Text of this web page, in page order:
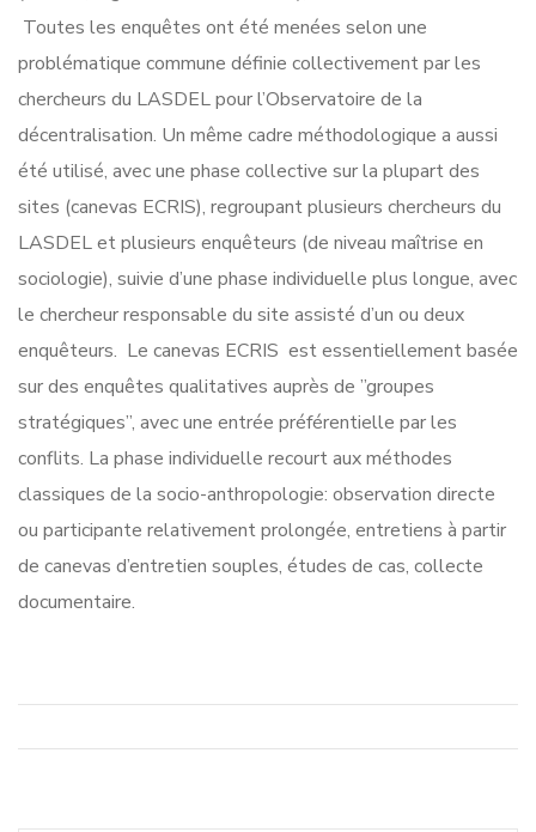
Toutes les enquêtes ont été menées selon une
problématique commune définie collectivement par les
chercheurs du LASDEL pour l’Observatoire de la
décentralisation. Un même cadre méthodologique a aussi
été utilisé, avec une phase collective sur la plupart des
sites (canevas ECRIS), regroupant plusieurs chercheurs du
LASDEL et plusieurs enquêteurs (de niveau maîtrise en
sociologie), suivie d’une phase individuelle plus longue, avec
le chercheur responsable du site assisté d’un ou deux
enquêteurs. Le canevas ECRIS est essentiellement basée
sur des enquêtes qualitatives auprès de ”groupes
stratégiques”, avec une entrée préférentielle par les
conflits. La phase individuelle recourt aux méthodes
classiques de la socio-anthropologie: observation directe
ou participante relativement prolongée, entretiens à partir
de canevas d’entretien souples, études de cas, collecte
documentaire.